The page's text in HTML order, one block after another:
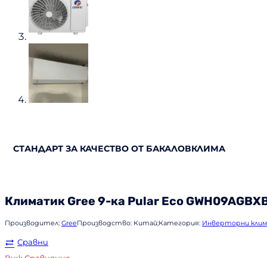
СТАНДАРТ ЗА КАЧЕСТВО ОТ БАКАЛОВКЛИМА
Климатик Gree 9-ка Pular Eco
Производител: GreeПроизводство: Китай;Категория: Инверторни
Сравни